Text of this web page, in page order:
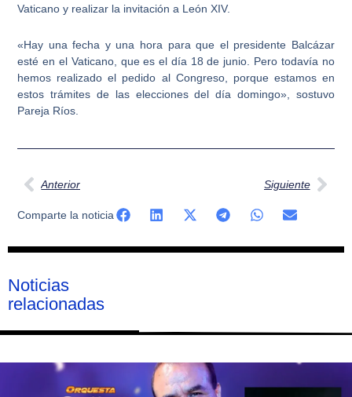
Vaticano y realizar la invitación a León XIV.
«Hay una fecha y una hora para que el presidente Balcázar
esté en el Vaticano, que es el día 18 de junio. Pero todavía no
hemos realizado el pedido al Congreso, porque estamos en
estos trámites de las elecciones del día domingo», sostuvo
Pareja Ríos.
Ant
Anterior Siguiente
Comparte la noticia
Noticias
relacionadas